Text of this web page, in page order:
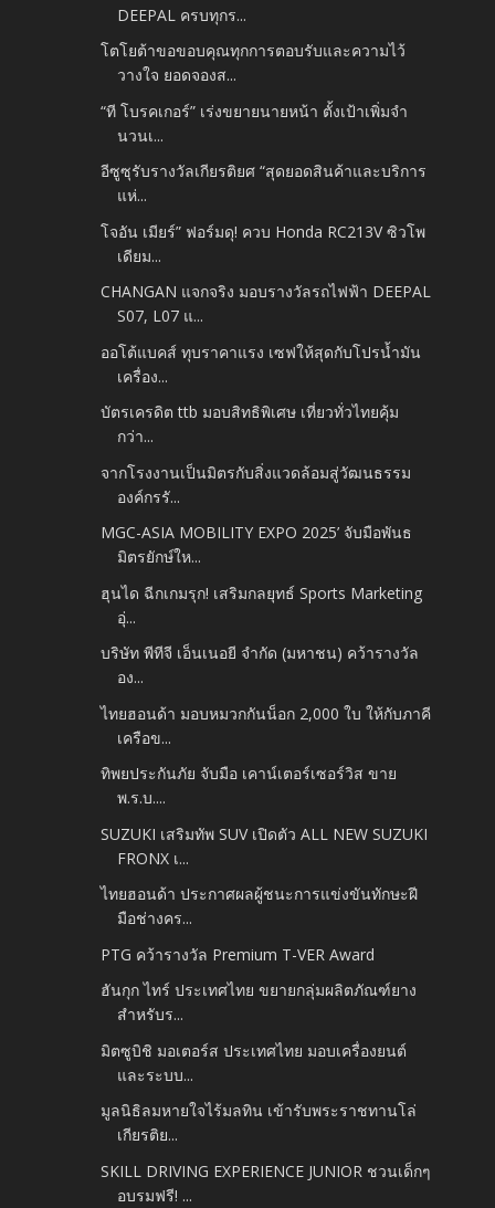
DEEPAL ครบทุกร...
โตโยต้าขอขอบคุณทุกการตอบรับและความไว้
วางใจ ยอดจองส...
“ที โบรคเกอร์” เร่งขยายนายหน้า ตั้งเป้าเพิ่มจำ
นวนเ...
อีซูซุรับรางวัลเกียรติยศ “สุดยอดสินค้าและบริการ
แห่...
โจอัน เมียร์” ฟอร์มดุ! ควบ Honda RC213V ซิวโพ
เดียม...
CHANGAN แจกจริง มอบรางวัลรถไฟฟ้า DEEPAL
S07, L07 แ...
ออโต้แบคส์ ทุบราคาแรง เซฟให้สุดกับโปรน้ำมัน
เครื่อง...
บัตรเครดิต ttb มอบสิทธิพิเศษ เที่ยวทั่วไทยคุ้ม
กว่า...
จากโรงงานเป็นมิตรกับสิ่งแวดล้อมสู่วัฒนธรรม
องค์กรรั...
MGC-ASIA MOBILITY EXPO 2025’ จับมือพันธ
มิตรยักษ์ให...
ฮุนได ฉีกเกมรุก! เสริมกลยุทธ์ Sports Marketing
อุ่...
บริษัท พีทีจี เอ็นเนอยี จำกัด (มหาชน) คว้ารางวัล
อง...
ไทยฮอนด้า มอบหมวกกันน็อก 2,000 ใบ ให้กับภาคี
เครือข...
ทิพยประกันภัย จับมือ เคาน์เตอร์เซอร์วิส ขาย
พ.ร.บ....
SUZUKI เสริมทัพ SUV เปิดตัว ALL NEW SUZUKI
FRONX เ...
ไทยฮอนด้า ประกาศผลผู้ชนะการแข่งขันทักษะฝี
มือช่างคร...
PTG คว้ารางวัล Premium T-VER Award
ฮันกุก ไทร์ ประเทศไทย ขยายกลุ่มผลิตภัณฑ์ยาง
สำหรับร...
มิตซูบิชิ มอเตอร์ส ประเทศไทย มอบเครื่องยนต์
และระบบ...
มูลนิธิลมหายใจไร้มลทิน เข้ารับพระราชทานโล่
เกียรติย...
SKILL DRIVING EXPERIENCE JUNIOR ชวนเด็กๆ
อบรมฟรี! ...